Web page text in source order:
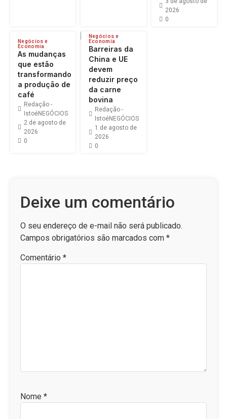
2026
0
Negócios e
Economia
As mudanças
que estão
transformando
a produção de
café
Redação -
IstoéNEGÓCIOS
2 de agosto de
2026
0
Negócios e
Economia
Barreiras da
China e UE
devem
reduzir preço
da carne
bovina
Redação -
IstoéNEGÓCIOS
1 de agosto de
2026
0
Deixe um comentário
O seu endereço de e-mail não será publicado.
Campos obrigatórios são marcados com *
Comentário *
Nome *